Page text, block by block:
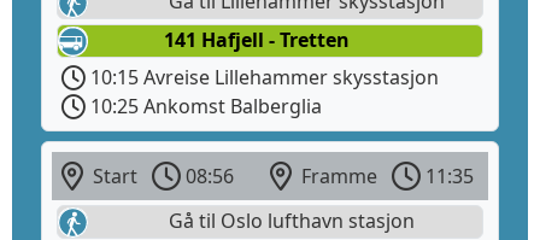
141 Hafjell - Tretten
10:15 Avreise Lillehammer skysstasjon
10:25 Ankomst Balberglia
Start 08:56 Framme
11:35
Gå til Oslo lufthavn stasjon